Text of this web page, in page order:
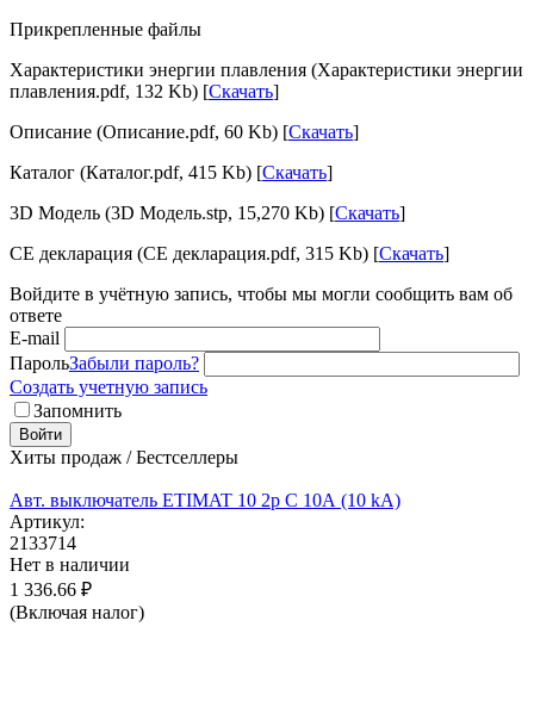
Прикрепленные файлы
Характеристики энергии плавления (Характеристики энергии
плавления.pdf, 132 Kb) [Скачать]
Описание (Описание.pdf, 60 Kb) [Скачать]
Каталог (Каталог.pdf, 415 Kb) [Скачать]
3D Модель (3D Модель.stp, 15,270 Kb) [Скачать]
CE декларация (CE декларация.pdf, 315 Kb) [Скачать]
Войдите в учётную запись, чтобы мы могли сообщить вам об
ответе
E-mail
ПарольЗабыли пароль?
Создать учетную запись
Запомнить
Войти
Хиты продаж / Бестселлеры
Авт. выключатель ETIMAT 10 2p C 10А (10 kA)
Артикул:
2133714
Нет в наличии
1 336.66 ₽
(Включая налог)